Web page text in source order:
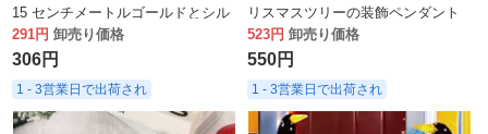
15 センチメートルゴールドとシル
バー赤中空クリスマスフラワー
291円 卸売り価格
306円
1 - 3営業日で出荷され
リスマスツリーの装飾ペンダント
523円 卸売り価格
550円
1 - 3営業日で出荷され